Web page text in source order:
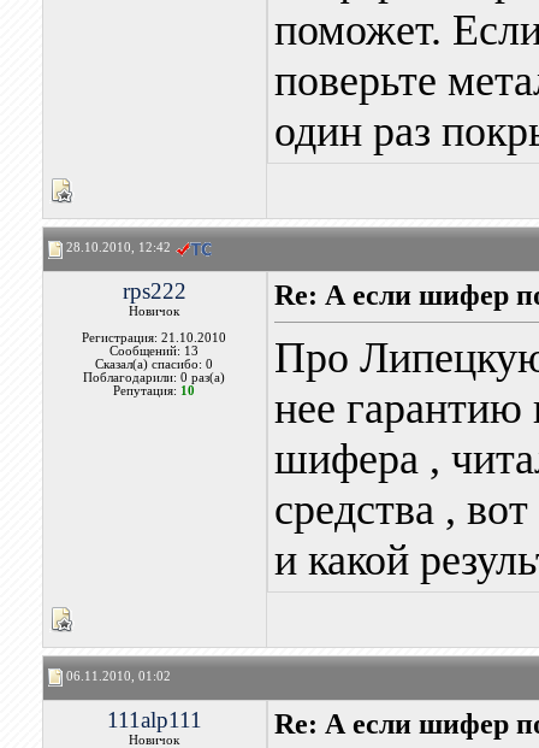
поможет.
поверьте
один раз
28.10.2010, 12:42
rps222
Новичок
Регистрация: 21.10.2010
Сообщений: 13
Сказал(а) спасибо: 0
Поблагодарили: 0 раз(а)
Репутация: 10
Re: А если шифер
Про Липецкую
нее гарантию
шифера ,
средства ,
и какой
06.11.2010, 01:02
111alp111
Новичок
Re: А если шифер